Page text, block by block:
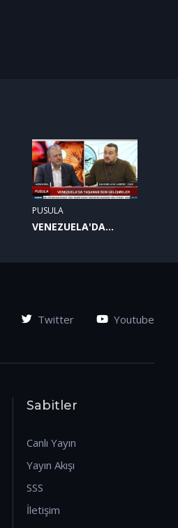
PUSULA
VENEZUELA'DA
Twitter Youtube
Sabitler
Canlı Yayın
Yayın Akışı
SSS
İletişim